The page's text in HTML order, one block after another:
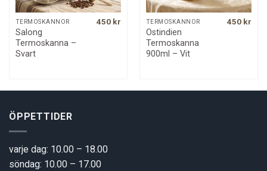
TERMOSKANNOR
Salong
Termoskanna –
Svart
450 kr TERMOSKANNOR
Ostindien
Termoskanna
900ml – Vit
450 kr
ÖPPETTIDER
varje dag: 10.00 – 18.00
söndag: 10.00 – 17.00